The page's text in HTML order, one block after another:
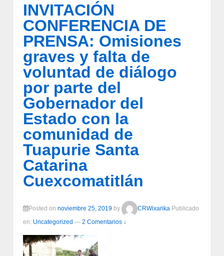
INVITACIÓN
CONFERENCIA DE
PRENSA: Omisiones
graves y falta de
voluntad de diálogo
por parte del
Gobernador del
Estado con la
comunidad de
Tuapurie Santa
Catarina
Cuexcomatitlán
Posted on noviembre 25, 2019 by CRWixarika Publicado
en: Uncategorized — 2 Comentarios ↓